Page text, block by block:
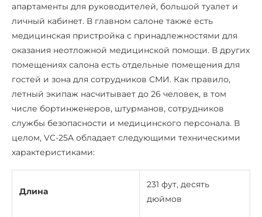
апартаменты для руководителей, большой туалет и
личный кабинет. В главном салоне также есть
медицинская пристройка с принадлежностями для
оказания неотложной медицинской помощи. В других
помещениях салона есть отдельные помещения для
гостей и зона для сотрудников СМИ. Как правило,
летный экипаж насчитывает до 26 человек, в том
числе бортинженеров, штурманов, сотрудников
службы безопасности и медицинского персонала. В
целом, VC-25A обладает следующими техническими
характеристиками:
Длина
231 фут, десять
дюймов